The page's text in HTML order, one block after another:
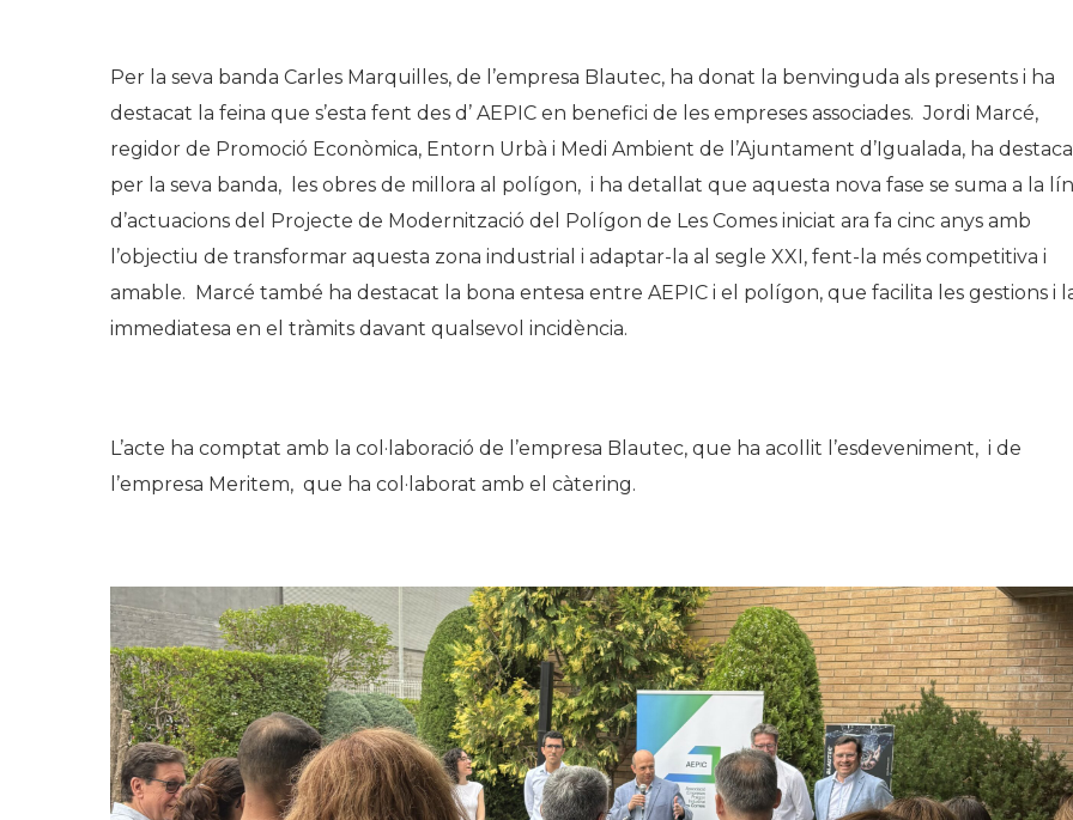
Per la seva banda Carles Marquilles, de l’empresa Blautec, ha donat la benvinguda als presents i ha
destacat la feina que s’esta fent des d’ AEPIC en benefici de les empreses associades. Jordi Marcé,
regidor de Promoció Econòmica, Entorn Urbà i Medi Ambient de l’Ajuntament d’Igualada, ha
per la seva banda, les obres de millora al polígon, i ha detallat que aquesta nova fase se suma a la
d’actuacions del Projecte de Modernització del Polígon de Les Comes iniciat ara fa cinc anys amb
l’objectiu de transformar aquesta zona industrial i adaptar-la al segle XXI, fent-la més competitiva i
amable. Marcé també ha destacat la bona entesa entre AEPIC i el polígon, que facilita les gestions i
immediatesa en el tràmits davant qualsevol incidència.
L’acte ha comptat amb la col·laboració de l’empresa Blautec, que ha acollit l’esdeveniment, i de
l’empresa Meritem, que ha col·laborat amb el càtering.